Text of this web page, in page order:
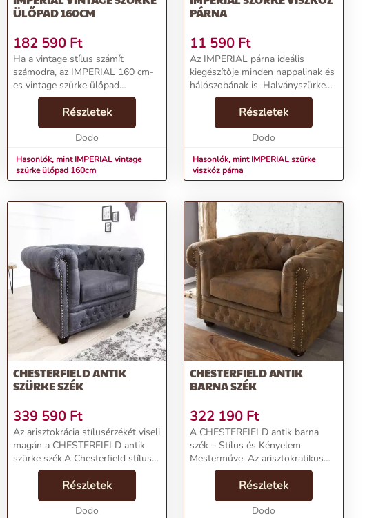
ÜLŐPAD 160CM
182 590 Ft
Ha a vintage stílus számít
számodra, az IMPERIAL 160 cm-
es vintage szürke ülőpad
tökéletes választás. Ezt a
bőrhatású, kopottas felületű
ülőpadot hollófekete fémlábakkal
kereteztük, így nem csak az ét...
Részletek
Dodo
Hasonlók, mint IMPERIAL vintage
szürke ülőpad 160cm
PÁRNA
11 590 Ft
Az IMPERIAL párna ideális
kiegészítője minden nappalinak és
hálószobának is. Halványszürke
színe miatt jól idomul szinte
bármilyen bútordarabhoz, legyen
szó sötét kanapéról vagy világos
ágytakaróról.M...
Részletek
Dodo
Hasonlók, mint IMPERIAL szürke
viszkóz párna
CHESTERFIELD ANTIK
SZÜRKE SZÉK
339 590 Ft
Az arisztokrácia stílusérzékét viseli
magán a CHESTERFIELD antik
szürke szék.A Chesterfield stílus
eredetéről számos legenda él.
Annyi azonban biztos, hogy a 18.
század végén alakult ki és a brit
Részletek
Dodo
CHESTERFIELD ANTIK
BARNA SZÉK
322 190 Ft
A CHESTERFIELD antik barna
szék – Stílus és Kényelem
Mesterműve. Az arisztokratikus
eleganciát képviselő
CHESTERFIELD antik barna szék
ideális választás azoknak, akik
szeretik ötvözni a stílust és a k...
Részletek
Dodo